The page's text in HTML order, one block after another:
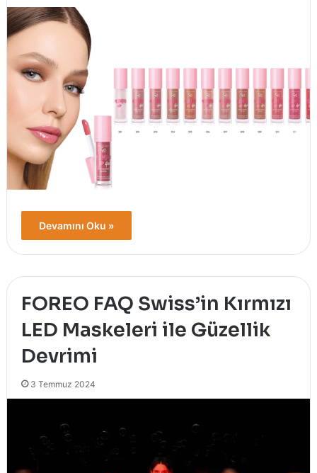
Devamını Oku »
FOREO FAQ Swiss’in Kırmızı
LED Maskeleri ile Güzellik
Devrimi
3 Temmuz 2024